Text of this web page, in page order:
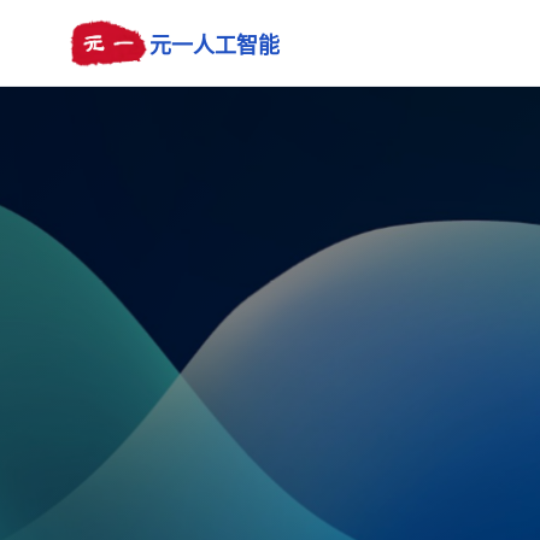
元一人工智能